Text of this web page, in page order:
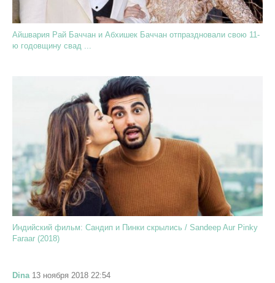
Айшвария Рай Баччан и Абхишек Баччан отпраздновали свою 11-
ю годовщину свад ...
Индийский фильм: Сандип и Пинки скрылись / Sandeep Aur Pinky
Faraar (2018)
Dina13 ноября 2018 22:54